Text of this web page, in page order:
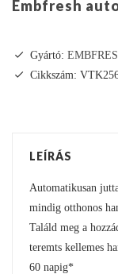
Embfresh
Gyártó:
Cikkszám:
LEÍRÁS
Automatikusan
mindig otthonos
Találd meg a
teremts kellemes
60 napig*